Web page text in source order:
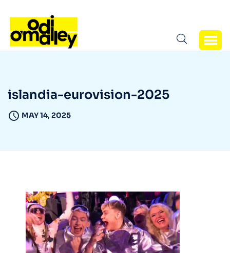
islandia-eurovision-2025
MAY 14, 2025